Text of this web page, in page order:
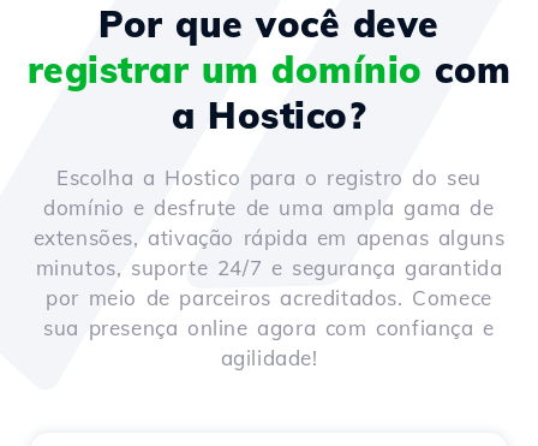
Por que você deve
registrar um domínio com
a Hostico?
Escolha a Hostico para o registro do seu
domínio e desfrute de uma ampla gama de
extensões, ativação rápida em apenas alguns
minutos, suporte 24/7 e segurança garantida
por meio de parceiros acreditados. Comece
sua presença online agora com confiança e
agilidade!